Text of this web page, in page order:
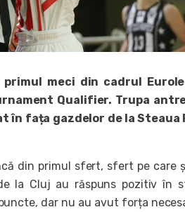
meci din cadrul
Qualifier. Trupa
în fața gazdelor de la Steaua
din primul sfert, sfert pe care
la Cluj au răspuns pozitiv în
dar nu au avut forța